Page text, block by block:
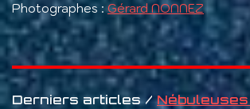
Photographes : Gérard NONNEZ
Derniers articles /